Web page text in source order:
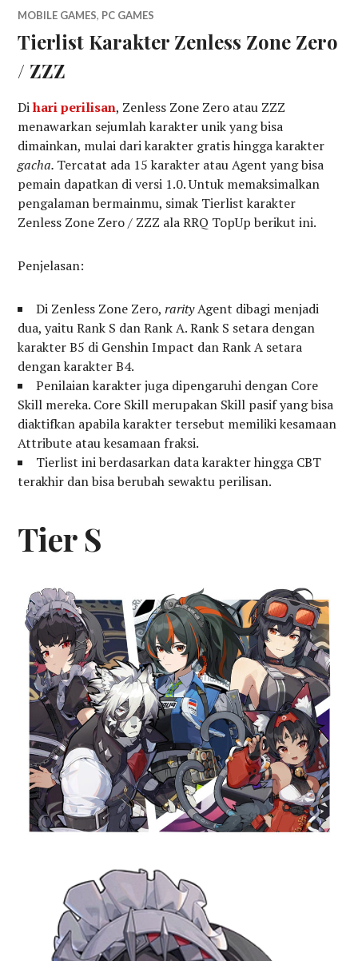
MOBILE GAMES, PC GAMES
Tierlist Karakter Zenless Zone Zero
/ ZZZ
Dihari perilisan, Zenless Zone Zero atau ZZZ
menawarkan sejumlah karakter unik yang bisa
dimainkan, mulai dari karakter gratis hingga karakter
gacha. Tercatat ada 15 karakter atau Agent yang bisa
pemain dapatkan di versi 1.0. Untuk memaksimalkan
pengalaman bermainmu, simak Tierlist karakter
Zenless Zone Zero / ZZZ ala RRQ TopUp berikut ini.
Penjelasan:
Di Zenless Zone Zero,rarityAgent dibagi menjadi
dua, yaitu Rank S dan Rank A. Rank S setara dengan
karakter B5 di Genshin Impact dan Rank A setara
dengan karakter B4.
Penilaian karakter juga dipengaruhi dengan Core
Skill mereka. Core Skill merupakan Skill pasif yang bisa
diaktifkan apabila karakter tersebut memiliki kesamaan
Attribute atau kesamaan fraksi.
Tierlist ini berdasarkan data karakter hingga CBT
terakhir dan bisa berubah sewaktu perilisan.
Tier S